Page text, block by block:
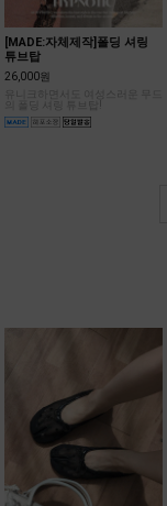
[MADE:자체제작]폴딩 셔링
튜브탑
26,000원
의 폴딩 셔링 튜브탑!